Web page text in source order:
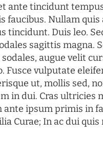
ante tincidunt
faucibus. Nullam quis
tincidunt. Duis leo.
sagittis magna.
augue velit
Fusce vulputate
ut, mollis sed,
in dui. Cras ultricies
ipsum primis in
Curae; In ac dui quis